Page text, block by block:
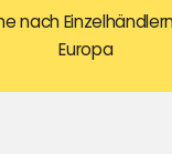
nach
Europa